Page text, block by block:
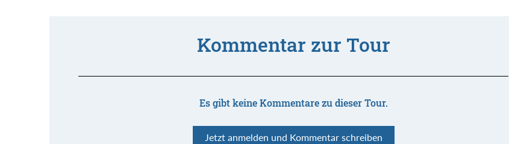
Kommentar zur Tour
Es gibt keine Kommentare zu dieser Tour.
Jetzt anmelden und Kommentar schreiben